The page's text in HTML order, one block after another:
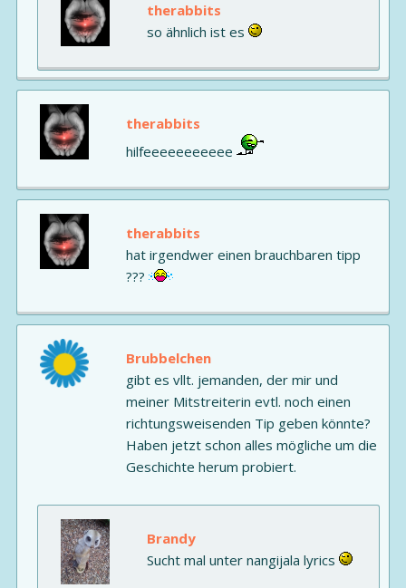
therabbits
so ähnlich ist es
therabbits
hilfeeeeeeeeeee
therabbits
hat irgendwer einen brauchbaren tipp
???
Brubbelchen
gibt es vllt. jemanden, der mir und
meiner Mitstreiterin evtl. noch einen
richtungsweisenden Tip geben könnte?
Haben jetzt schon alles mögliche um die
Geschichte herum probiert.
Brandy
Sucht mal unter nangijala lyrics